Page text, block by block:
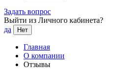
Задать вопрос
Выйти из Личного кабинета?
да
Нет
Главная
О компании
Отзывы